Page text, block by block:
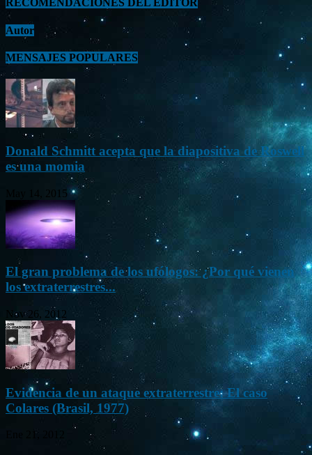
RECOMENDACIONES DEL EDITOR
Autor
MENSAJES POPULARES
Donald Schmitt acepta que la diapositiva de Roswell
es una momia
May 14, 2015
El gran problema de los ufólogos: ¿Por qué vienen
los extraterrestres...
Nov 26, 2012
Evidencia de un ataque extraterrestre: El caso
Colares (Brasil, 1977)